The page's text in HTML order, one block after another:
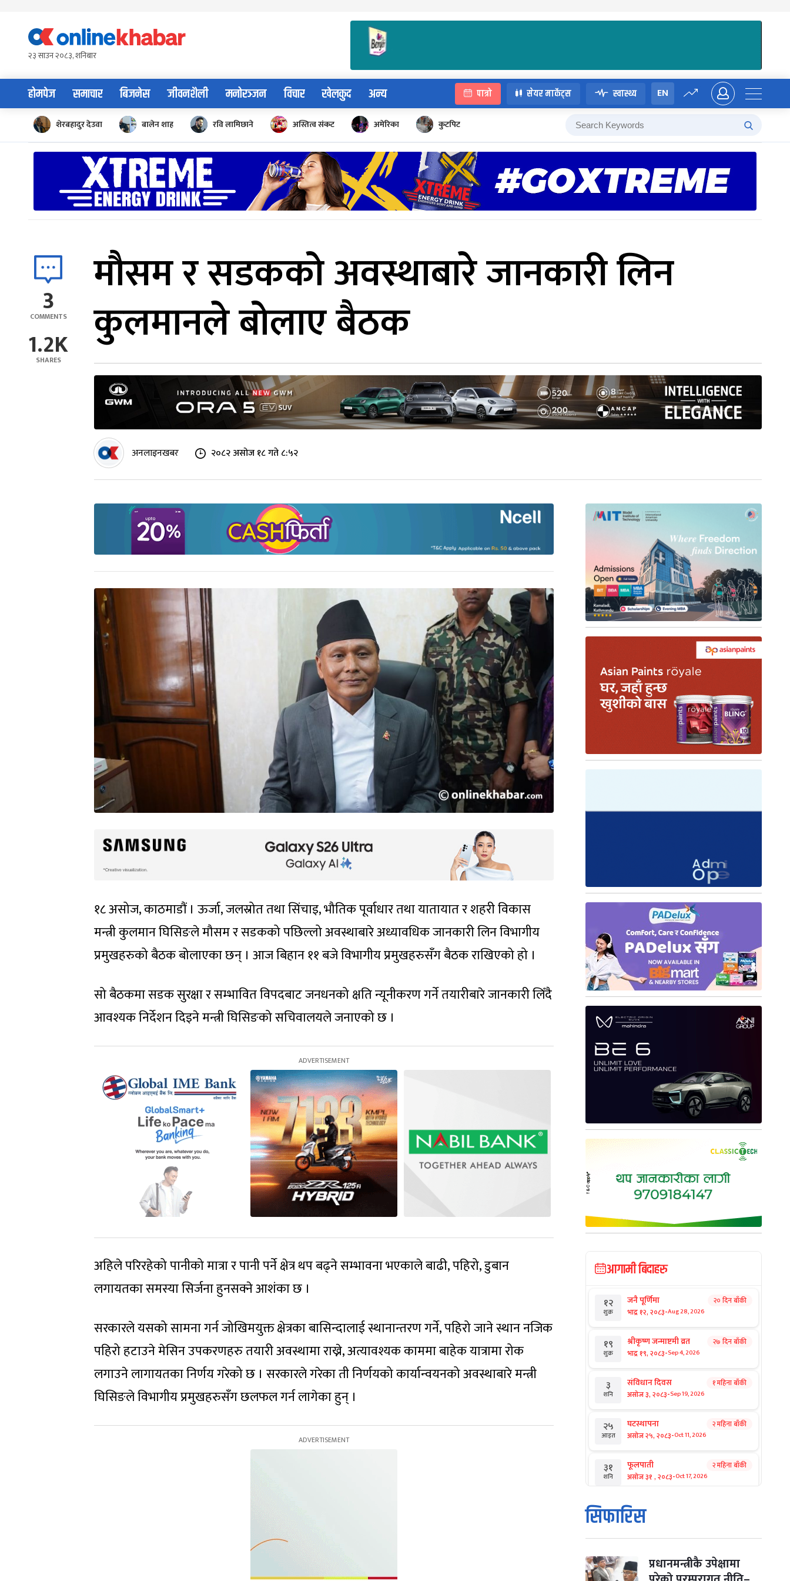
content२३ साउन २०८३, शनिबार
होमपेज समाचार बिजनेस जीवनशैली मनोरञ्जन विचार खेलकुद अन्य पात्रो सेयर मार्केट्स स्वास्थ्य EN
शेरबहादुर देउवा बालेन शाह रवि लामिछाने अस्तित्व संकट अमेरिका कुटपिट
3
COMMENTS
1.2K
SHARES
मौसम र सडकको अवस्थाबारे जानकारी लिन
कुलमानले बोलाए बैठक
अनलाइनखबर २०८२ असोज १८ गते ८:५२
१८ असोज, काठमाडौं । ऊर्जा, जलस्रोत तथा सिंचाइ, भौतिक पूर्वाधार तथा यातायात र शहरी विकास
मन्त्री कुलमान घिसिङले मौसम र सडकको पछिल्लो अवस्थाबारे अध्यावधिक जानकारी लिन विभागीय
प्रमुखहरुको बैठक बोलाएका छन् । आज बिहान ११ बजे विभागीय प्रमुखहरुसँग बैठक राखिएको हो ।
सो बैठकमा सडक सुरक्षा र सम्भावित विपदबाट जनधनको क्षति न्यूनीकरण गर्ने तयारीबारे जानकारी लिँदै
आवश्यक निर्देशन दिइने मन्त्री घिसिङको सचिवालयले जनाएको छ ।
अहिले परिरहेको पानीको मात्रा र पानी पर्ने क्षेत्र थप बढ्ने सम्भावना भएकाले बाढी, पहिरो, डुबान
लगायतका समस्या सिर्जना हुनसक्ने आशंका छ ।
सरकारले यसको सामना गर्न जोखिमयुक्त क्षेत्रका बासिन्दालाई स्थानान्तरण गर्ने, पहिरो जाने स्थान नजिक
पहिरो हटाउने मेसिन उपकरणहरु तयारी अवस्थामा राख्ने, अत्यावश्यक काममा बाहेक यात्रामा रोक
लगाउने लागायतका निर्णय गरेको छ । सरकारले गरेका ती निर्णयको कार्यान्वयनको अवस्थाबारे मन्त्री
घिसिङले विभागीय प्रमुखहरुसँग छलफल गर्न लागेका हुन् ।
आगामी बिदाहरु
१२
शुक्र
जनै पूर्णिमा
भाद्र १२, २०८३-Aug 28, 2026
२० दिन बाँकी
१९
शुक्र
श्रीकृष्ण जन्माष्टमी व्रत
भाद्र १९, २०८३-Sep 4, 2026
२७ दिन बाँकी
३
शनि
संविधान दिवस
असोज ३, २०८३-Sep 19, 2026
१ महिना बाँकी
२५
आइत
घटस्थापना
असोज २५, २०८३-Oct 11, 2026
२ महिना बाँकी
३१
शनि
फूलपाती
असोज ३१ , २०८३-Oct 17, 2026
२ महिना बाँकी
१
आइत
कार्तिक सङ्क्रान्ति
कार्तिक १, २०८३
मंगल कार्तिक ३, २०८३-Oct 20, 2026
सिफारिस
प्रधानमन्त्रीकै उपेक्षामा